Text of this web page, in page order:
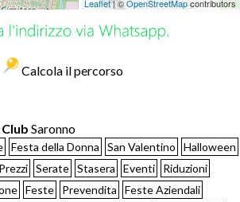
Leaflet| ©OpenStreetMapcontributors
Calcola il percorso
Saronno
Festa della Donna San Valentino
Halloween
Prezzi Serate Stasera Eventi
Riduzioni
Feste Prevendita
Feste Aziendali